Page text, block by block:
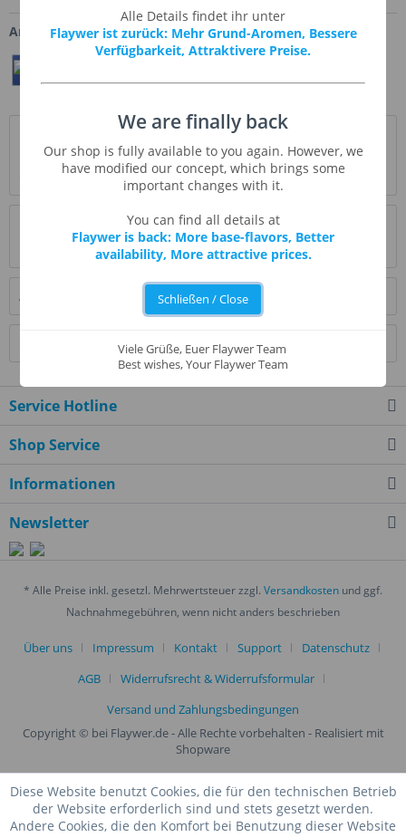
Artikel-Nr.: FA038
FlavourArt trifft den süßlichen, leicht herben, säurlichen
Geschmacks dieser leckeren Frucht...mehr
Bewertungen lesen, schreiben und diskutieren...
Ähnliche Artikel
Kunden kauften auch
Service Hotline
Shop Service
Informationen
Newsletter
* Alle Preise inkl. gesetzl. Mehrwertsteuer zzgl. Versandkosten und ggf.
Nachnahmegebühren, wenn nicht anders beschrieben
Über uns Impressum Kontakt Support
Datenschutz
AGB
Widerrufsrecht & Widerrufsformular
Versand und Zahlungsbedingungen
Copyright © bei Flaywer.de - Alle Rechte vorbehalten - Realisiert mit
Shopware
Diese Website benutzt Cookies, die für den technischen Betrieb
der Website erforderlich sind und stets gesetzt werden.
Andere Cookies, die den Komfort bei Benutzung dieser Website
Alle Details findet ihr unter
Flaywer ist zurück: Mehr Grund-Aromen, Bessere
Verfügbarkeit, Attraktivere Preise.
We are finally back
Our shop is fully available to you again. However, we
have modified our concept, which brings some
important changes with it.
You can find all details at
Flaywer is back: More base-flavors, Better
availability, More attractive prices.
Schließen / Close
Viele Grüße, Euer Flaywer Team
Best wishes, Your Flaywer Team